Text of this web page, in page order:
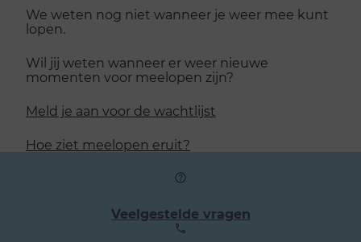
We weten nog niet wanneer je weer mee kunt
lopen.
Wil jij weten wanneer er weer nieuwe
momenten voor meelopen zijn?
Meld je aan voor de wachtlijst
Hoe ziet meelopen eruit?
Veelgestelde vragen